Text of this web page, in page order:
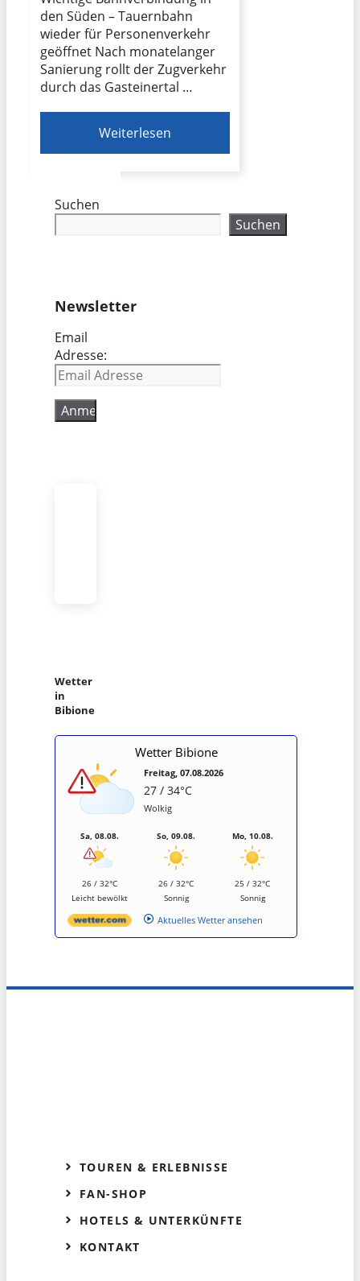
den Süden – Tauernbahn
wieder für Personenverkehr
geöffnet Nach monatelanger
Sanierung rollt der Zugverkehr
durch das Gasteinertal …
Weiterlesen
Suchen
Suchen
Newsletter
Email
Adresse:
Wetter
in
Bibione
Wetter Bibione
Freitag, 07.08.2026
27 / 34°C
Wolkig
Sa, 08.08.
26 / 32°C
Leicht bewölkt
So, 09.08.
26 / 32°C
Sonnig
Mo, 10.08.
25 / 32°C
Sonnig
Aktuelles Wetter ansehen
TOUREN & ERLEBNISSE
FAN-SHOP
HOTELS & UNTERKÜNFTE
KONTAKT